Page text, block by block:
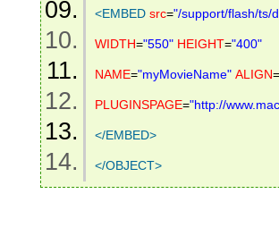
<EMBED src="/support/flash/ts/
WIDTH="550" HEIGHT="400"
NAME="myMovieName" ALIGN=
PLUGINSPAGE="http://
</EMBED>
</OBJECT>